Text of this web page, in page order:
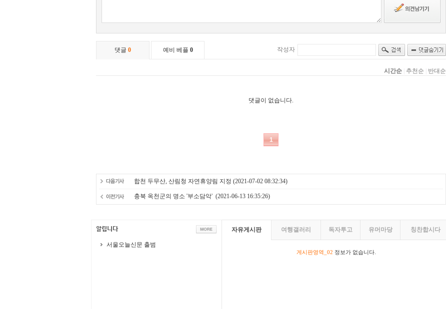
합천 두무산, 산림청 자연휴양림 지정 (2021-07-02 08:32:34)
충북 옥천군의 명소 '부소담악' (2021-06-13 16:35:26)
서울오늘신문 출범
자유게시판 여행갤러리 독자투고 유머마당 칭찬합시다
게시판영역_02 정보가 없습니다.